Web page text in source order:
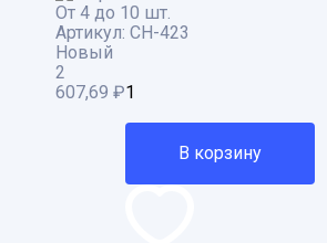
От 4 до 10 шт.
Артикул: СН-423
Новый
2
607,69 ₽
В корзину